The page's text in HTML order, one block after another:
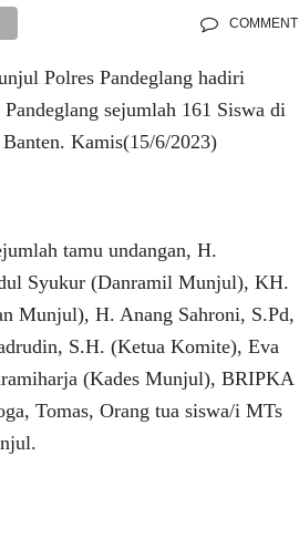
COMMENT
Polres Pandeglang hadiri
sejumlah 161 Siswa di
Kamis(15/6/2023)
tamu undangan, H.
Syukur (Danramil Munjul), KH.
Munjul), H. Anang Sahroni, S.Pd,
S.H. (Ketua Komite), Eva
(Kades Munjul), BRIPKA
Tomas, Orang tua siswa/i MTs